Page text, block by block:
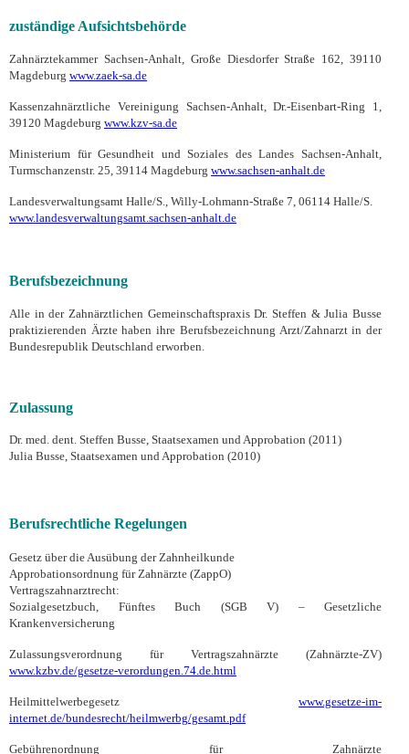
zuständige Aufsichtsbehörde
Zahnärztekammer Sachsen-Anhalt, Große Diesdorfer Straße 162, 39110
Magdeburg www.zaek-sa.de
Kassenzahnärztliche Vereinigung Sachsen-Anhalt, Dr.-Eisenbart-Ring 1,
39120 Magdeburg www.kzv-sa.de
Ministerium für Gesundheit und Soziales des Landes Sachsen-Anhalt,
Turmschanzenstr. 25, 39114 Magdeburg www.sachsen-anhalt.de
Landesverwaltungsamt Halle/S., Willy-Lohmann-Straße 7, 06114 Halle/S.
www.landesverwaltungsamt.sachsen-anhalt.de
Berufsbezeichnung
Alle in der Zahnärztlichen Gemeinschaftspraxis Dr. Steffen & Julia Busse
praktizierenden Ärzte haben ihre Berufsbezeichnung Arzt/Zahnarzt in der
Bundesrepublik Deutschland erworben.
Zulassung
Dr. med. dent. Steffen Busse, Staatsexamen und Approbation (2011)
Julia Busse, Staatsexamen und Approbation (2010)
Berufsrechtliche Regelungen
Gesetz über die Ausübung der Zahnheilkunde
Approbationsordnung für Zahnärzte (ZappO)
Vertragszahnarztrecht:
Sozialgesetzbuch, Fünftes Buch (SGB V) – Gesetzliche
Krankenversicherung
Zulassungsverordnung für Vertragszahnärzte (Zahnärzte-ZV)
www.kzbv.de/gesetze-verordungen.74.de.html
Heilmittelwerbegesetz www.gesetze-im-
internet.de/bundesrecht/heilmwerbg/gesamt.pdf
Gebührenordnung für Zahnärzte